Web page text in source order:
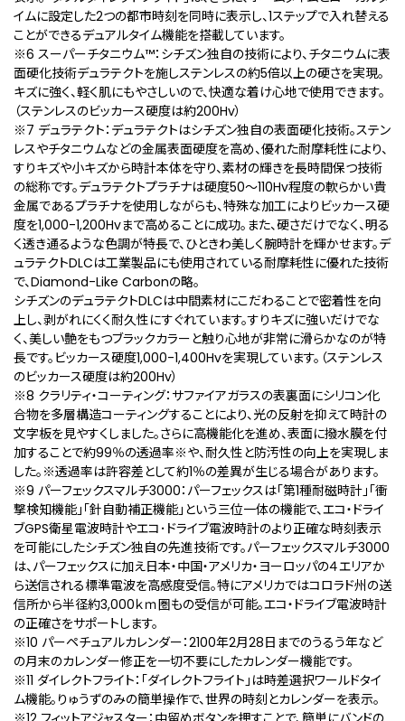
イムに設定した2つの都市時刻を同時に表示し、1ステップで入れ替える
ことができるデュアルタイム機能を搭載しています。
※6 スーパーチタニウム™：シチズン独自の技術により、チタニウムに表
面硬化技術デュラテクトを施しステンレスの約5倍以上の硬さを実現。
キズに強く、軽く肌にもやさしいので、快適な着け心地で使用できます。
（ステンレスのビッカース硬度は約200Hv）
※7 デュラテクト：デュラテクトはシチズン独自の表面硬化技術。ステン
レスやチタニウムなどの金属表面硬度を高め、優れた耐摩耗性により、
すりキズや小キズから時計本体を守り、素材の輝きを長時間保つ技術
の総称です。デュラテクトプラチナは硬度50～110Hv程度の軟らかい貴
金属であるプラチナを使用しながらも、特殊な加工によりビッカース硬
度を1,000-1,200Hvまで高めることに成功。また、硬さだけでなく、明る
く透き通るような色調が特長で、ひときわ美しく腕時計を輝かせます。デ
ュラテクトDLCは工業製品にも使用されている耐摩耗性に優れた技術
で、Diamond-Like Carbonの略。
シチズンのデュラテクトDLCは中間素材にこだわることで密着性を向
上し、剥がれにくく耐久性にすぐれています。すりキズに強いだけでな
く、美しい艶をもつブラックカラーと触り心地が非常に滑らかなのが特
長です。ビッカース硬度1,000-1,400Hvを実現しています。（ステンレス
のビッカース硬度は約200Hv）
※8 クラリティ・コーティング：サファイアガラスの表裏⾯にシリコン化
合物を多層構造コーティングすることにより、光の反射を抑えて時計の
文字板を見やすくしました。さらに高機能化を進め、表面に撥水膜を付
加することで約99％の透過率※や、耐久性と防汚性の向上を実現しま
した。※透過率は許容差として約1％の差異が生じる場合があります。
※9 パーフェックスマルチ3000：パーフェックスは「第1種耐磁時計」「衝
撃検知機能」「針自動補正機能」という三位一体の機能で、エコ・ドライ
ブGPS衛星電波時計やエコ･ドライブ電波時計のより正確な時刻表示
を可能にしたシチズン独自の先進技術です。パーフェックスマルチ3000
は、パーフェックスに加え日本・中国・アメリカ・ヨーロッパの４エリアか
ら送信される標準電波を高感度受信。特にアメリカではコロラド州の送
信所から半径約3,000ｋｍ圏もの受信が可能。エコ・ドライブ電波時計
の正確さをサポートします。
※10 パーペチュアルカレンダー：2100年2月28日までのうるう年など
の月末のカレンダー修正を一切不要にしたカレンダー機能です。
※11 ダイレクトフライト：「ダイレクトフライト」は時差選択ワールドタイ
ム機能。りゅうずのみの簡単操作で、世界の時刻とカレンダーを表示。